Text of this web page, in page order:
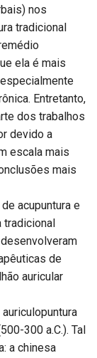
nos
tradicional
ela é mais
Entretanto,
dos trabalhos
devido a
escala mais
mais
acupuntura e
tradicional
de
auricular
300 a.C.). Tal
a chinesa